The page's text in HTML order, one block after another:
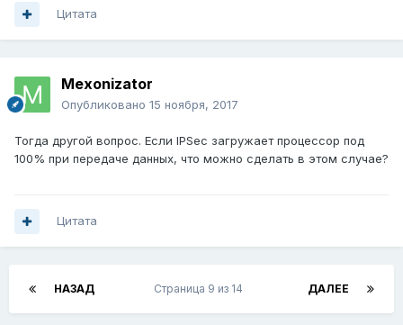
Цитата
Mexonizator
Опубликовано 15 ноября, 2017
Тогда другой вопрос. Если IPSec загружает процессор под
100% при передаче данных, что можно сделать в этом случае?
Цитата
НАЗАД ДАЛЕЕ
Страница 9 из 14